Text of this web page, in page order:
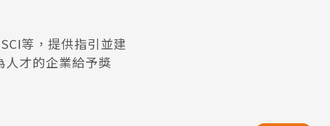
等，提供指引並建
人才的企業給予獎